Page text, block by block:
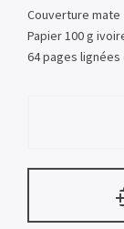
Couverture mate
Papier 100 g
64 pages